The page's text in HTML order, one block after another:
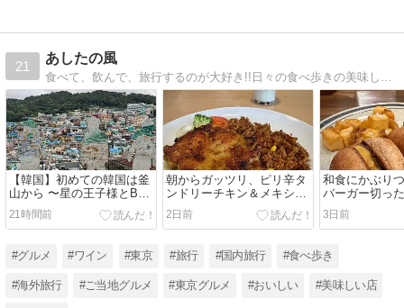
21
あしたの風
【韓国】初めての韓国は釜
山から 〜星の王子様とBTS
のカラフルな甘川文化村
21時間前
朝からガッツリ、ピリ辛タ
ンドリーチキン＆メキシカ
ンピラフ＠ジョナサンのモ
ーニング
2日前
和食にかぶり
バーガー切っ
(田原町)
3日前
#グルメ #ワイン #東京 #旅行 #国内旅行 #食べ歩き
#海外旅行 #ご当地グルメ #東京グルメ #おいしい #美味しい店